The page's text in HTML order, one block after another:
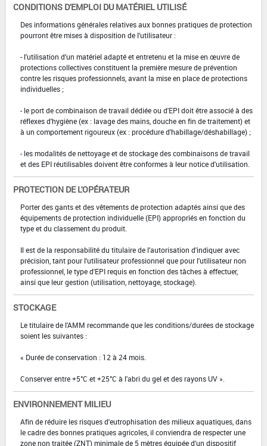
CONDITIONS D'EMPLOI DU MATÉRIEL UTILISÉ
Des informations générales relatives aux bonnes pratiques de protection
pourront être mises à disposition de l'utilisateur :
- l'utilisation d'un matériel adapté et entretenu et la mise en œuvre de
protections collectives constituent la première mesure de prévention
contre les risques professionnels, avant la mise en place de protections
individuelles ;
- le port de combinaison de travail dédiée ou d'EPI doit être associé à des
réflexes d'hygiène (ex : lavage des mains, douche en fin de traitement) et
à un comportement rigoureux (ex : procédure d'habillage/déshabillage) ;
- les modalités de nettoyage et de stockage des combinaisons de travail
et des EPI réutilisables doivent être conformes à leur notice d'utilisation.
PROTECTION DE L'OPÉRATEUR
Porter des gants et des vêtements de protection adaptés ainsi que des
équipements de protection individuelle (EPI) appropriés en fonction du
type et du classement du produit.
Il est de la responsabilité du titulaire de l'autorisation d'indiquer avec
précision, tant pour l'utilisateur professionnel que pour l'utilisateur non
professionnel, le type d'EPI requis en fonction des tâches à effectuer,
ainsi que leur gestion (utilisation, nettoyage, stockage).
STOCKAGE
Le titulaire de l'AMM recommande que les conditions/durées de stockage
soient les suivantes :
« Durée de conservation : 12 à 24 mois.
Conserver entre +5°C et +25°C à l'abri du gel et des rayons UV ».
ENVIRONNEMENT MILIEU
Afin de réduire les risques d'eutrophisation des milieux aquatiques, dans
le cadre des bonnes pratiques agricoles, il conviendra de respecter une
zone non traitée (ZNT) minimale de 5 mètres équipée d'un dispositif